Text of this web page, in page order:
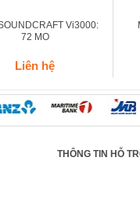
Vi3000:
72 MO
Liên hệ
THÔNG TIN HỖ